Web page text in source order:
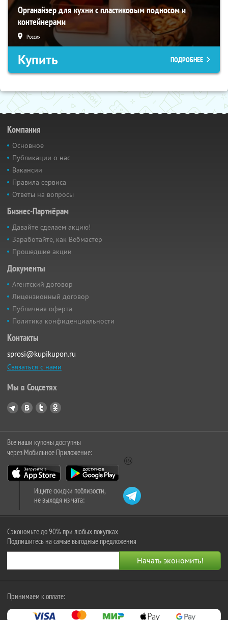
Органайзер для кухни с пластиковым подносом и
контейнерами
Россия
Купить ПОДРОБНЕЕ
Компания
Основное
Публикации о нас
Вакансии
Правила сервиса
Ответы на вопросы
Бизнес-Партнёрам
Давайте сделаем акцию!
Заработайте, как Вебмастер
Прошедшие акции
Документы
Агентский договор
Лицензионный договор
Публичная оферта
Политика конфиденциальности
Контакты
sprosi@kupikupon.ru
Связаться с нами
Мы в Соцсетях
Все наши купоны доступны
через Мобильное Приложение:
Ищите скидки поблизости,
не выходя из чата:
Сэкономьте до 90% при любых покупках
Подпишитесь на самые выгодные предложения
Принимаем к оплате: